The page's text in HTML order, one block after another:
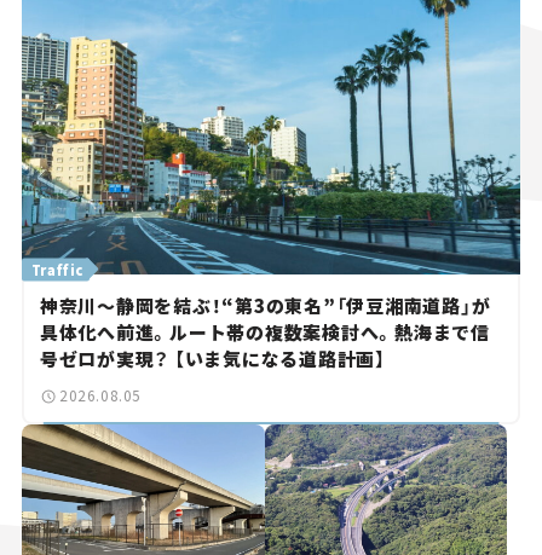
Traffic
神奈川～静岡を結ぶ！“第3の東名”「伊豆湘南道路」が
具体化へ前進。ルート帯の複数案検討へ。熱海まで信
号ゼロが実現？ 【いま気になる道路計画】
2026.08.05